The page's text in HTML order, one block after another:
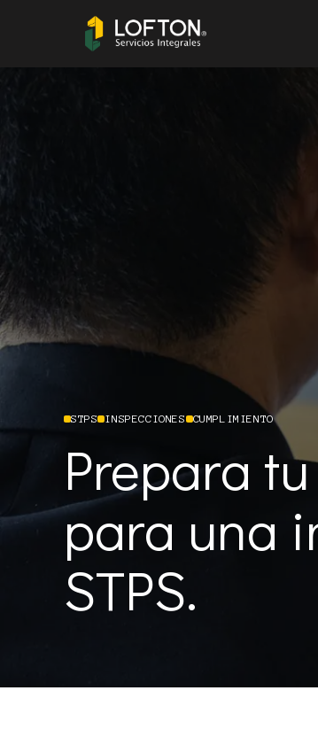
STPS INSPECCIONES CUMPLIMIENTO
Prepara
para una
STPS.